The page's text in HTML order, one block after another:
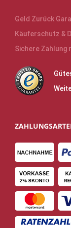
Geld Zurück
Käuferschutz &
Sichere Zahlung